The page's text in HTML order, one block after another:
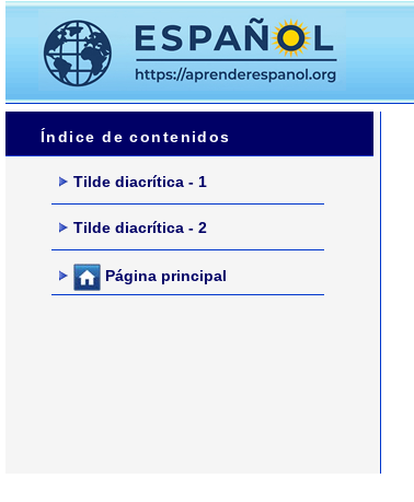
Índice de contenidos
Tilde diacrítica - 1
Tilde diacrítica - 2
Página principal